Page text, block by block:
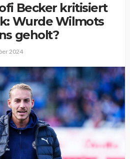
Becker kritisiert
Wurde Wilmots
geholt?
2024